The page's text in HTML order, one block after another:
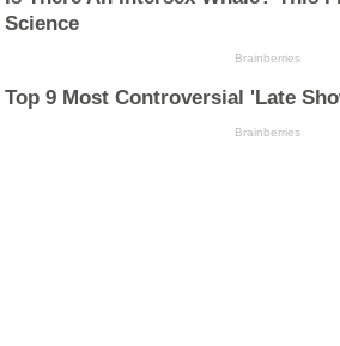
Science
Brainberries
Top 9 Most Controversial 'Late
Brainberries